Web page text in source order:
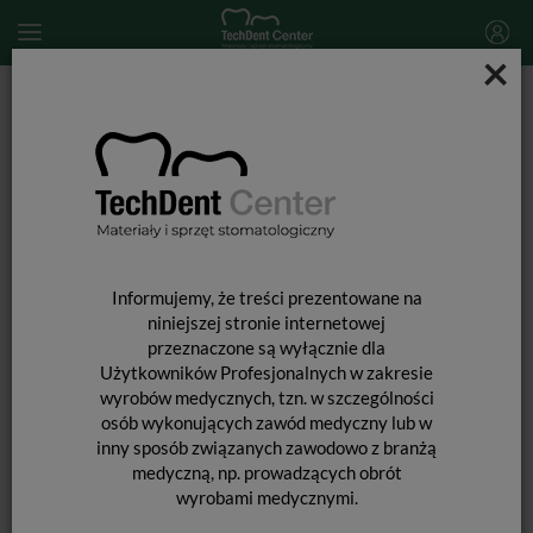
×
Informujemy, że treści prezentowane na
niniejszej stronie internetowej
przeznaczone są wyłącznie dla
Użytkowników Profesjonalnych w zakresie
wyrobów medycznych, tzn. w szczególności
osób wykonujących zawód medyczny lub w
inny sposób związanych zawodowo z branżą
medyczną, np. prowadzących obrót
wyrobami medycznymi.
MATERIAŁY GLASJONOMEROWE
Ketac Molar Aplicap / 50 kapsułek